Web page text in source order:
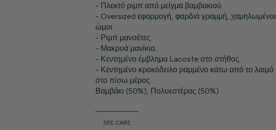
- Πλεκτό ριμπ από μείγμα βαμβακιού.
- Oversized εφαρμογή, φαρδιά γραμμή, χαμηλωμένοι
ώμοι.
- Ριμπ μανσέτες.
- Μακρυά μανίκια.
- Κεντημένο έμβλημα Lacoste στο στήθος.
- Κεντημένο κροκόδειλο ραμμένο κάτω από το λαιμό
στο πίσω μέρος.
Βαμβάκι (50%), Πολυεστέρας (50%)
SEE.CARE